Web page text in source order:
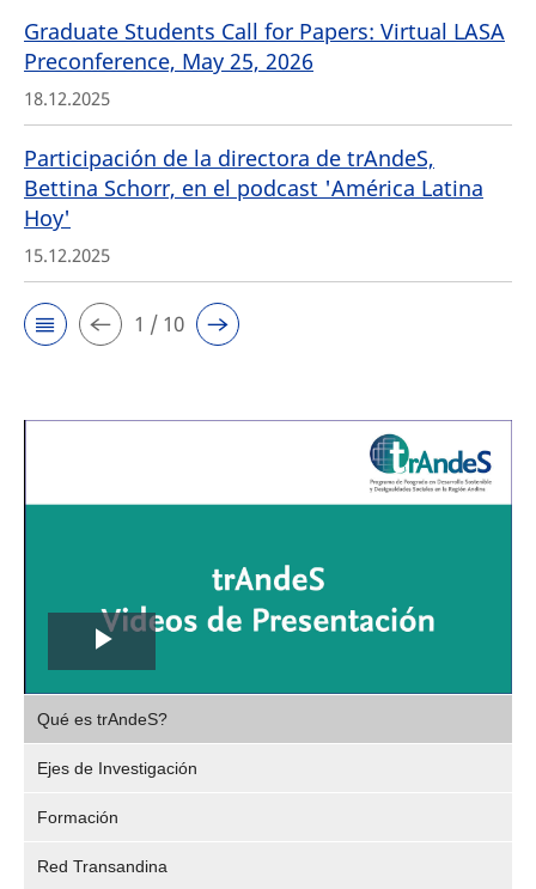
Graduate Students Call for Papers: Virtual LASA
Preconference, May 25, 2026
18.12.2025
Participación de la directora de trAndeS,
Bettina Schorr, en el podcast 'América Latina
Hoy'
15.12.2025
1 / 10
Play
Video
Qué es trAndeS?
Ejes de Investigación
Formación
Red Transandina